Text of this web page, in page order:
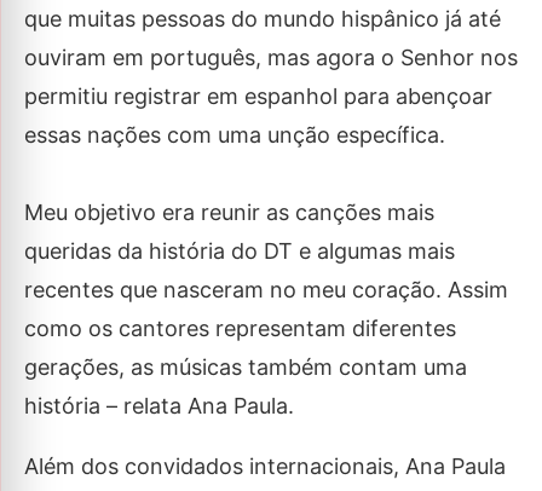
que muitas pessoas do mundo hispânico já até
ouviram em português, mas agora o Senhor nos
permitiu registrar em espanhol para abençoar
essas nações com uma unção específica.
Meu objetivo era reunir as canções mais
queridas da história do DT e algumas mais
recentes que nasceram no meu coração. Assim
como os cantores representam diferentes
gerações, as músicas também contam uma
história – relata Ana Paula.
Além dos convidados internacionais, Ana Paula